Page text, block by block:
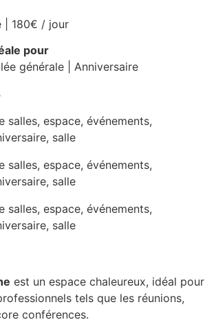
| 180€ / jour
pour
générale | Anniversaire
est un espace chaleureux, idéal pour
tels que les réunions,
conférences.